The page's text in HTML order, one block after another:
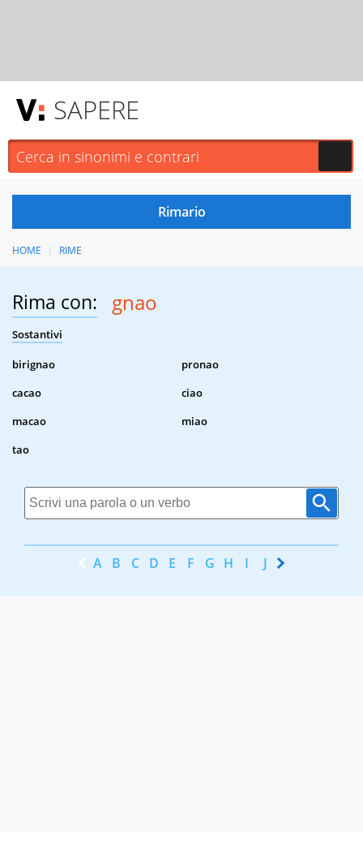
SAPERE
HOME RIME
Rima con: gnao
Sostantivi
birignao
pronao
cacao
ciao
macao
miao
tao
A B C D E F G H I J K